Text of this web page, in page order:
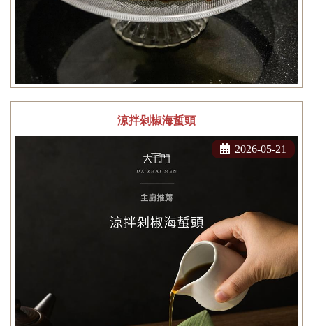
涼拌剁椒海蜇頭
2026-05-21